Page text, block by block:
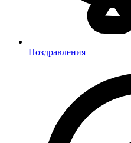
Поздравления